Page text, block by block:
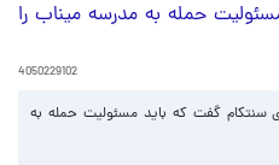
حمله به مدرسه میناب را
4050229102
سنتکام گفت که باید مسئولیت حمله به